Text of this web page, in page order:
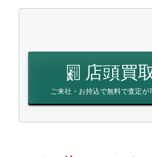
店頭買
ご来社・お持込で無料で査定が